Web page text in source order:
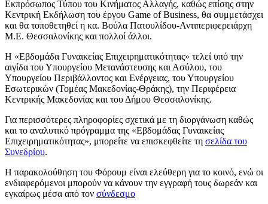
Εκπρόσωπος Τύπου του Κινήματος Αλλαγής, καθώς επίσης στην
Κεντρική Εκδήλωση του έργου Game of Business, θα συμμετάσχει
και θα τοποθετηθεί η κα. Βούλα Πατουλίδου-Αντιπεριφερειάρχη
Μ.Ε. Θεσσαλονίκης και πολλοί άλλοι.
Η «Εβδομάδα Γυναικείας Επιχειρηματικότητας» τελεί υπό την
αιγίδα του Υπουργείου Μετανάστευσης και Ασύλου, του
Υπουργείου Περιβάλλοντος και Ενέργειας, του Υπουργείου
Εσωτερικών (Τομέας Μακεδονίας-Θράκης), την Περιφέρεια
Κεντρικής Μακεδονίας και του Δήμου Θεσσαλονίκης.
Για περισσότερες πληροφορίες σχετικά με τη διοργάνωση καθώς
και το αναλυτικό πρόγραμμα της «Εβδομάδας Γυναικείας
Επιχειρηματικότητας», μπορείτε να επισκεφθείτε τη σελίδα του
Συνεδρίου.
Η παρακολούθηση του Φόρουμ είναι ελεύθερη για το κοινό, ενώ οι
ενδιαφερόμενοι μπορούν να κάνουν την εγγραφή τους δωρεάν και
εγκαίρως μέσα από τον σύνδεσμο